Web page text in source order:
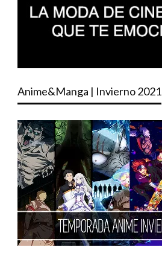
Anime&Manga | Invierno 2021